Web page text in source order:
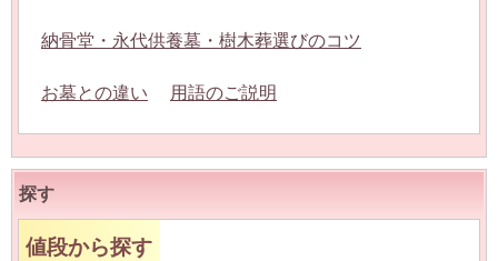
納骨堂・永代供養墓・樹木葬選びのコツ
お墓との違い 用語のご説明
探す
値段から探す